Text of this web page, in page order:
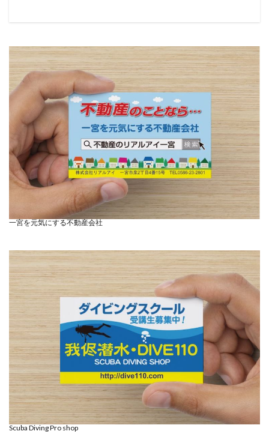
一宮を元気にする不動産会社
Scuba Diving Pro shop